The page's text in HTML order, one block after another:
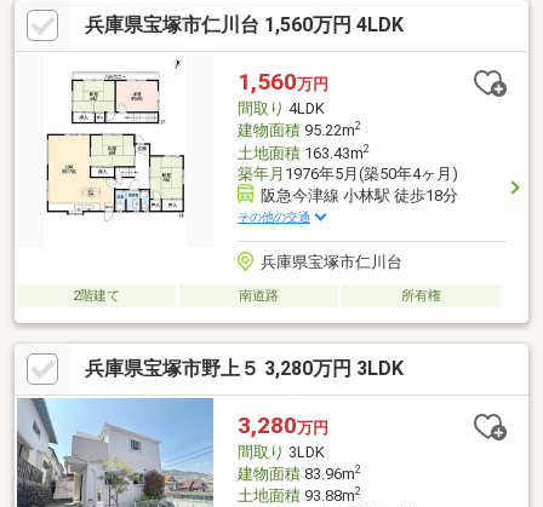
兵庫県宝塚市仁川台 1,560万円 4LDK
1,560万円
間取り 4LDK
建物面積95.22m2
土地面積163.43m2
築年月 1976年5月(築50年4ヶ月)
阪急今津線 小林駅 徒歩18分
その他の交通
兵庫県宝塚市仁川台
2階建て 南道路 所有権
兵庫県宝塚市野上５ 3,280万円 3LDK
3,280万円
間取り 3LDK
建物面積83.96m2
土地面積93.88m2